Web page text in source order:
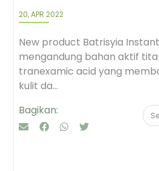
20, APR 2022
New product Batrisyia
mengandung bahan aktif
tranexamic acid yang
kulit da...
Bagikan: